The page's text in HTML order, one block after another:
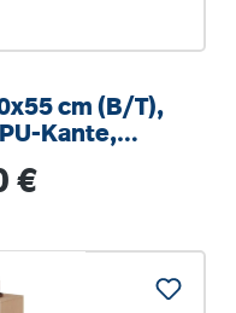
cm (B/T),
Kante,
€